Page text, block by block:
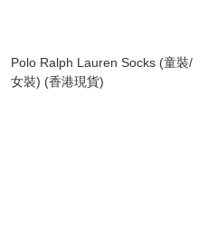
Polo Ralph Lauren Socks (童裝/
女裝) (香港現貨)